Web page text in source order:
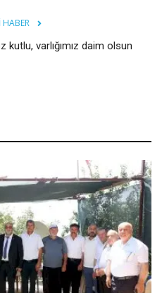
HABER
varlığımız daim olsun